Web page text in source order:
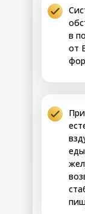
в
от
Саморегуляция